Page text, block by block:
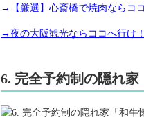
→【厳選】心斎橋で焼肉ならコ
→夜の大阪観光ならココへ行け
6. 完全予約制の隠れ家